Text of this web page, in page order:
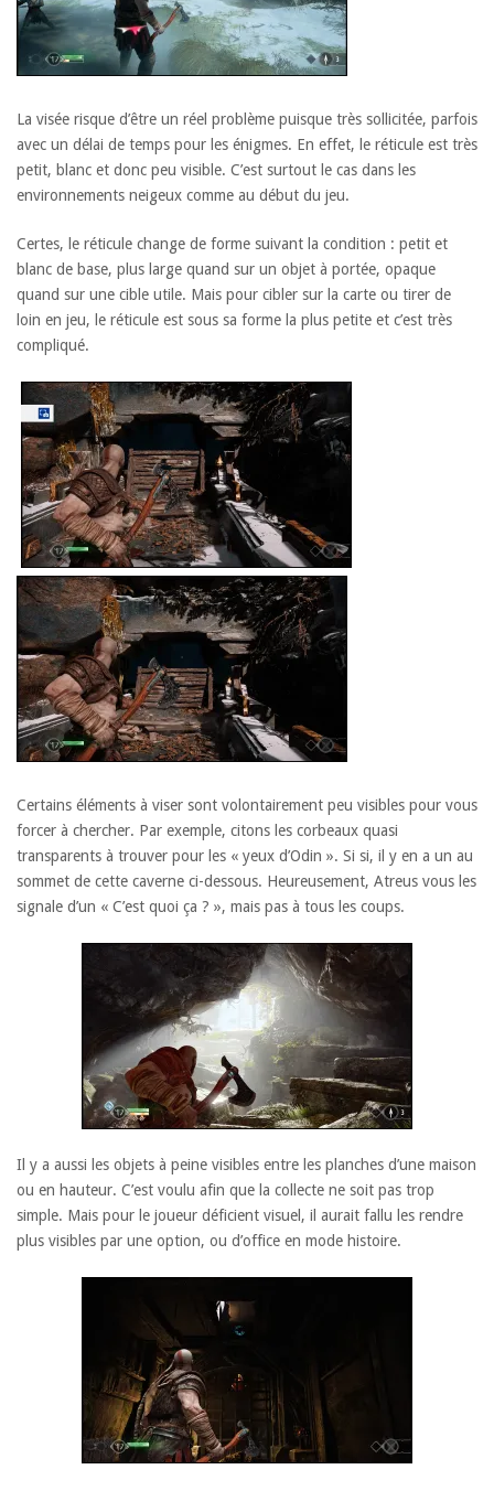
La visée risque d’être un réel problème puisque très sollicitée, parfois
avec un délai de temps pour les énigmes. En effet, le réticule est très
petit, blanc et donc peu visible. C’est surtout le cas dans les
environnements neigeux comme au début du jeu.
Certes, le réticule change de forme suivant la condition : petit et
blanc de base, plus large quand sur un objet à portée, opaque
quand sur une cible utile. Mais pour cibler sur la carte ou tirer de
loin en jeu, le réticule est sous sa forme la plus petite et c’est très
compliqué.
Certains éléments à viser sont volontairement peu visibles pour vous
forcer à chercher. Par exemple, citons les corbeaux quasi
transparents à trouver pour les « yeux d’Odin ». Si si, il y en a un au
sommet de cette caverne ci-dessous. Heureusement, Atreus vous les
signale d’un « C’est quoi ça ? », mais pas à tous les coups.
Il y a aussi les objets à peine visibles entre les planches d’une maison
ou en hauteur. C’est voulu afin que la collecte ne soit pas trop
simple. Mais pour le joueur déficient visuel, il aurait fallu les rendre
plus visibles par une option, ou d’office en mode histoire.